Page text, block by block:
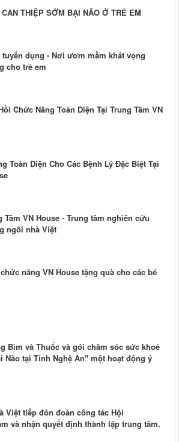
THIỆP SỚM BẠI NÃO Ở TRẺ EM
tuyển dụng - Nơi ươm mầm khát vọng
cho trẻ em
Chức Năng Toàn Diện Tại Trung Tâm VN
Toàn Diện Cho Các Bệnh Lý Đặc Biệt Tại
Tâm VN House - Trung tâm nghiên cứu
ngôi nhà Việt
năng VN House tặng quà cho các bé
Bỉm và Thuốc và gói chăm sóc sức khoẻ
Não tại Tỉnh Nghệ An" một hoạt động ý
Việt tiếp đón đoàn công tác Hội
và nhận quyết định thành lập trung tâm.